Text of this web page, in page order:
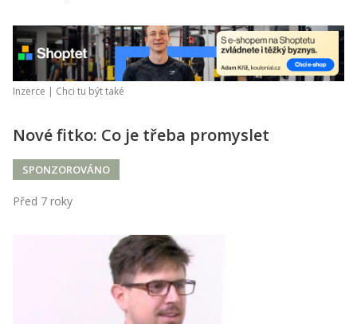
Inzerce | Chci tu být také
Nové fitko: Co je třeba promyslet
SPONZOROVÁNO
Před 7 roky